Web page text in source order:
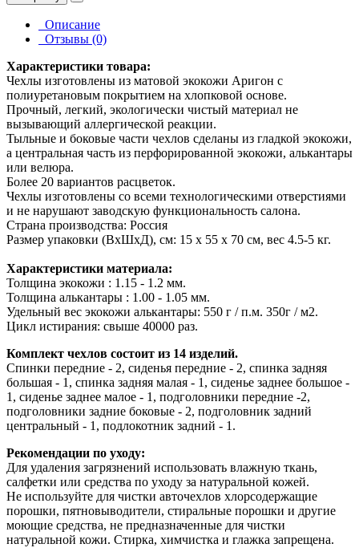
Описание
Отзывы (0)
Характеристики товара:
Чехлы изготовлены из матовой экокожи Аригон с
полиуретановым покрытием на хлопковой основе.
Прочный, легкий, экологически чистый материал не
вызывающий аллергической реакции.
Тыльные и боковые части чехлов сделаны из гладкой экокожи,
а центральная часть из перфорированной экокожи, алькантары
или велюра.
Более 20 вариантов расцветок.
Чехлы изготовлены со всеми технологическими отверстиями
и не нарушают заводскую функциональность салона.
Страна производства: Россия
Размер упаковки (ВхШхД), см: 15 x 55 x 70 см, вес 4.5-5 кг.
Характеристики материала:
Толщина экокожи : 1.15 - 1.2 мм.
Толщина алькантары : 1.00 - 1.05 мм.
Удельный вес экокожи алькантары: 550 г / п.м. 350г / м2.
Цикл истирания: свыше 40000 раз.
Комплект чехлов состоит из 14 изделий.
Спинки передние - 2, сиденья передние - 2, спинка задняя
большая - 1, спинка задняя малая - 1, сиденье заднее большое -
1, сиденье заднее малое - 1, подголовники передние -2,
подголовники задние боковые - 2, подголовник задний
центральный - 1, подлокотник задний - 1.
Рекомендации по уходу:
Для удаления загрязнений использовать влажную ткань,
салфетки или средства по уходу за натуральной кожей.
Не используйте для чистки авточехлов хлорсодержащие
порошки, пятновыводители, стиральные порошки и другие
моющие средства, не предназначенные для чистки
натуральной кожи. Стирка, химчистка и глажка запрещена.